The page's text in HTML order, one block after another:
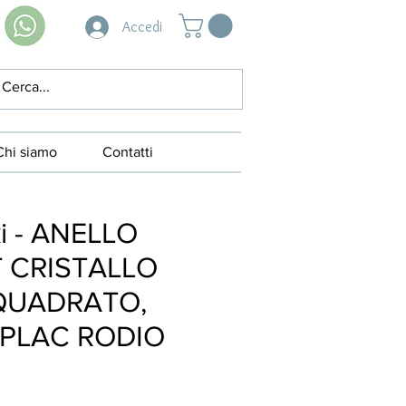
Accedi
siamo Contatti
- ANELLO
CRISTALLO
RODIO